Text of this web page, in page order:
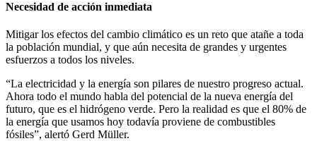
Necesidad de acción inmediata
Mitigar los efectos del cambio climático es un reto que atañe a toda
la población mundial, y que aún necesita de grandes y urgentes
esfuerzos a todos los niveles.
“La electricidad y la energía son pilares de nuestro progreso actual.
Ahora todo el mundo habla del potencial de la nueva energía del
futuro, que es el hidrógeno verde. Pero la realidad es que el 80% de
la energía que usamos hoy todavía proviene de combustibles
fósiles”, alertó Gerd Müller.